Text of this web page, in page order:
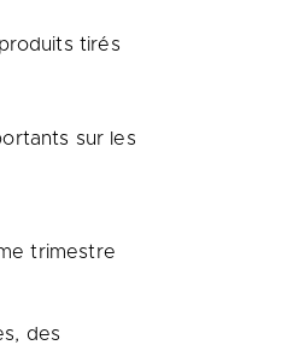
tirés
sur les
trimestre
des